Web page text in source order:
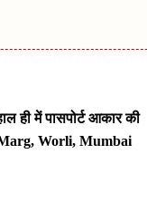
ही में पासपोर्ट आकार की
Worli, Mumbai